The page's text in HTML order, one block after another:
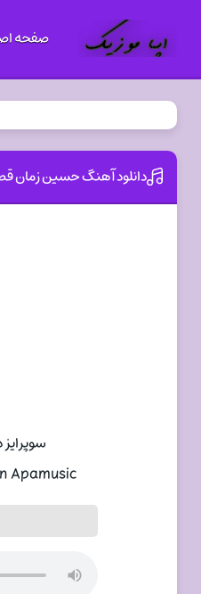
صفحه
دانلود آهنگ حسین زمان
Apamusic